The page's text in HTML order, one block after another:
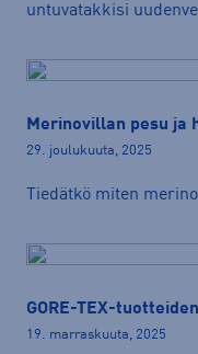
untuvatakkisi
Merinovillan pesu ja
29. joulukuuta, 2025
Tiedätkö miten
GORE-TEX-
19. marraskuuta, 2025